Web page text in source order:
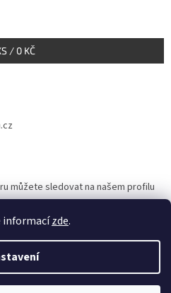
informacízde.
/ 0 KČ
můžete sledovat na našem profilu
Shoptet